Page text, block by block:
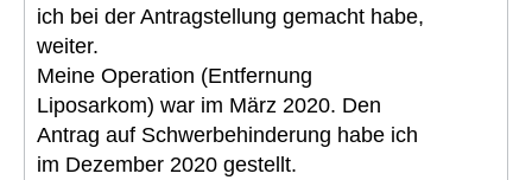
ich bei der Antragstellung gemacht habe,
weiter.
Meine Operation (Entfernung
Liposarkom) war im März 2020. Den
Antrag auf Schwerbehinderung habe ich
im Dezember 2020 gestellt.